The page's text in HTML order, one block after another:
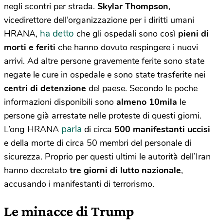
negli scontri per strada. Skylar Thompson,
vicedirettore dell’organizzazione per i diritti umani
HRANA, ha detto che gli ospedali sono così pieni di
morti e feriti che hanno dovuto respingere i nuovi
arrivi. Ad altre persone gravemente ferite sono state
negate le cure in ospedale e sono state trasferite nei
centri di detenzione del paese. Secondo le poche
informazioni disponibili sono almeno 10mila le
persone già arrestate nelle proteste di questi giorni.
L’ong HRANA parla di circa 500 manifestanti uccisi
e della morte di circa 50 membri del personale di
sicurezza. Proprio per questi ultimi le autorità dell’Iran
hanno decretato tre giorni di lutto nazionale,
accusando i manifestanti di terrorismo.
Le minacce di Trump